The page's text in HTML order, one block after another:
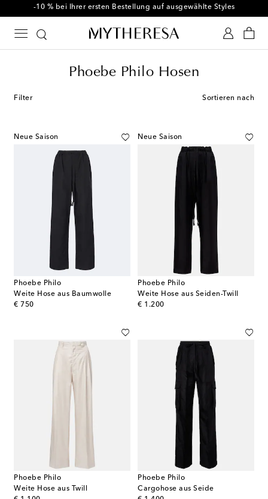
-10 % bei Ihrer ersten Bestellung auf ausgewählte Styles
Phoebe Philo Hosen
Filter Sortieren nach
Neue Saison
Phoebe Philo
Weite Hose aus Baumwolle
€ 750
original price
Neue Saison
Phoebe Philo
Weite Hose aus Seiden-Twill
€ 1.200
original price
Phoebe Philo
Weite Hose aus Twill
Phoebe Philo
Cargohose aus Seide